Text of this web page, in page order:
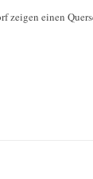
zeigen einen